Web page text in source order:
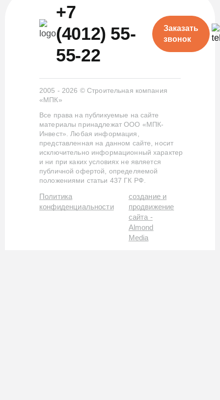
+7
(4012) 55-
55-22
Заказать
звонок
2005 - 2026 © Строительная компания
«МПК»
Все права на публикуемые на сайте
материалы принадлежат ООО «МПК-
Инвест». Любая информация,
представленная на данном сайте, носит
исключительно информационный характер
и ни при каких условиях не является
публичной офертой, определяемой
положениями статьи 437 ГК РФ.
Политика
конфиденциальности
создание и
продвижение
сайта -
Almond
Media